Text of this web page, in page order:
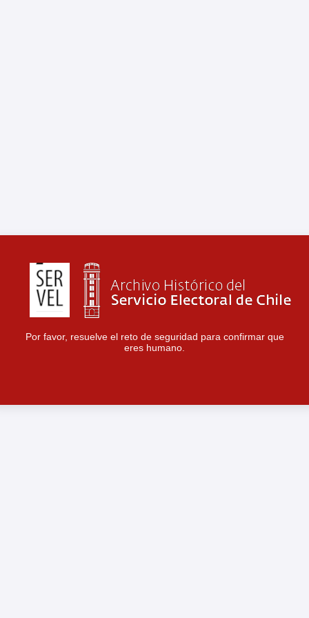
Por favor, resuelve el reto de seguridad para confirmar que
eres humano.